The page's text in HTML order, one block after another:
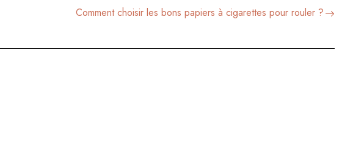
Comment choisir les bons papiers à cigarettes pour rouler ?